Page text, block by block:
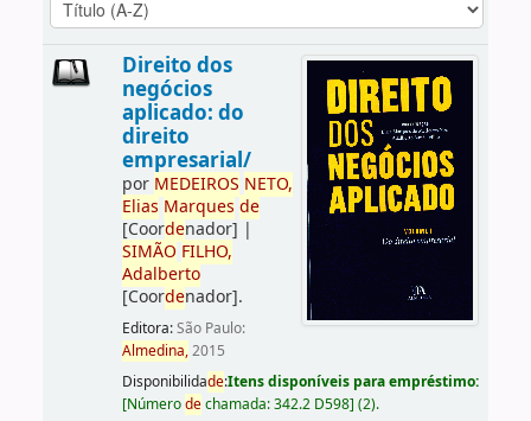
Direito dos
negócios
aplicado: do
direito
empresarial/
por MEDEIROS NETO,
Elias Marques de
[Coordenador] |
SIMÃO FILHO,
Adalberto
[Coordenador].
Editora:São Paulo:
Almedina,2015
Disponibilidade:Itens disponíveis para empréstimo:
[Númerodechamada:342.2 D598] (2).